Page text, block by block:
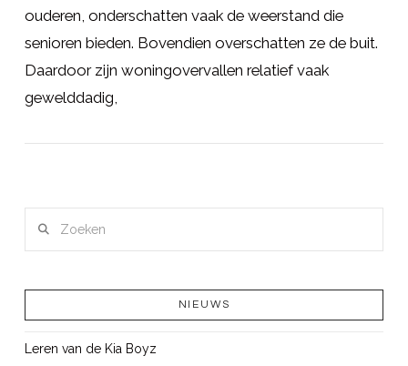
ouderen, onderschatten vaak de weerstand die
senioren bieden. Bovendien overschatten ze de buit.
Daardoor zijn woningovervallen relatief vaak
gewelddadig,
NIEUWS
Leren van de Kia Boyz